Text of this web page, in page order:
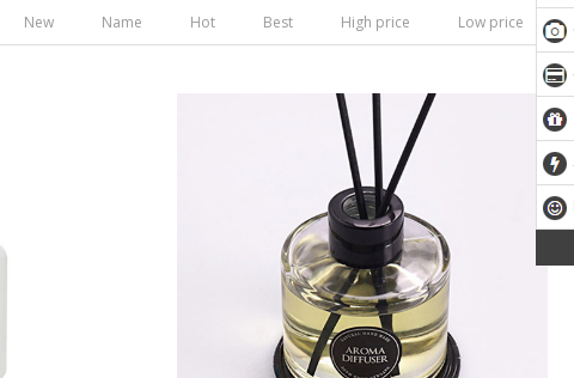
New Name Hot Best High price Low price